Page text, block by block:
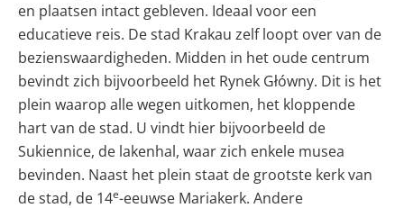
en plaatsen intact gebleven. Ideaal voor een
educatieve reis. De stad Krakau zelf loopt over van de
bezienswaardigheden. Midden in het oude centrum
bevindt zich bijvoorbeeld het Rynek Główny. Dit is het
plein waarop alle wegen uitkomen, het kloppende
hart van de stad. U vindt hier bijvoorbeeld de
Sukiennice, de lakenhal, waar zich enkele musea
bevinden. Naast het plein staat de grootste kerk van
de stad, de 14e-eeuwse Mariakerk. Andere